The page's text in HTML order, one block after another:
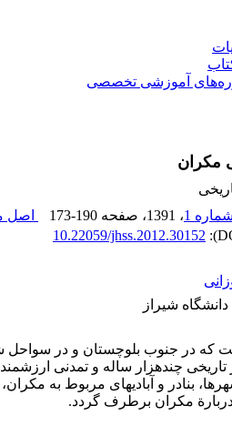
آموزشی تخصصی
مکران
، 1391 ، صفحه 173-190 اصل
10.22059/jhss.2012.30152
دانشگاه شیراز
که در جنوب بلوچستان و در سواحل
تاریخی چندهزار ساله و تمدنی
بنادر و آبادیهای مربوط به
دربارة مکران برطرف گردد.